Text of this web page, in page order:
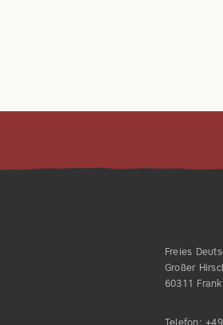
Freies
Großer
60311
Telefon: